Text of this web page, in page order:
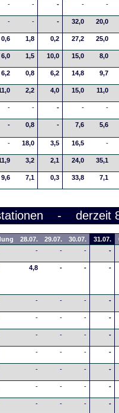
- - - - -
- - - 32,0 20,0
0,6 1,8 0,2 27,2 25,0
6,0 1,5 10,0 15,0 8,0
6,2 0,8 6,2 14,8 9,7
2,2 4,0 15,0 11,0
- - - - -
- 0,8 - 7,6 5,6
- 18,0 3,5 16,5 -
3,2 2,1 24,0 35,1
9,6 7,1 0,3 33,8 7,1
- derzeit
28.07. 29.07. 30.07. 31.07.
- - - -
4,8 - - -
- - - -
- - - -
- - - -
- - - -
- - - -
- - - -
- - - -